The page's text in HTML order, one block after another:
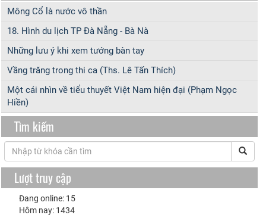
Mông Cổ là nước vô thần
18. Hình du lịch TP Đà Nẵng - Bà Nà
Những lưu ý khi xem tướng bàn tay
Vầng trăng trong thi ca (Ths. Lê Tấn Thích)
Một cái nhìn về tiểu thuyết Việt Nam hiện đại (Phạm Ngọc
Hiền)
Tìm kiếm
Lượt truy cập
Đang online: 15
Hôm nay: 1434